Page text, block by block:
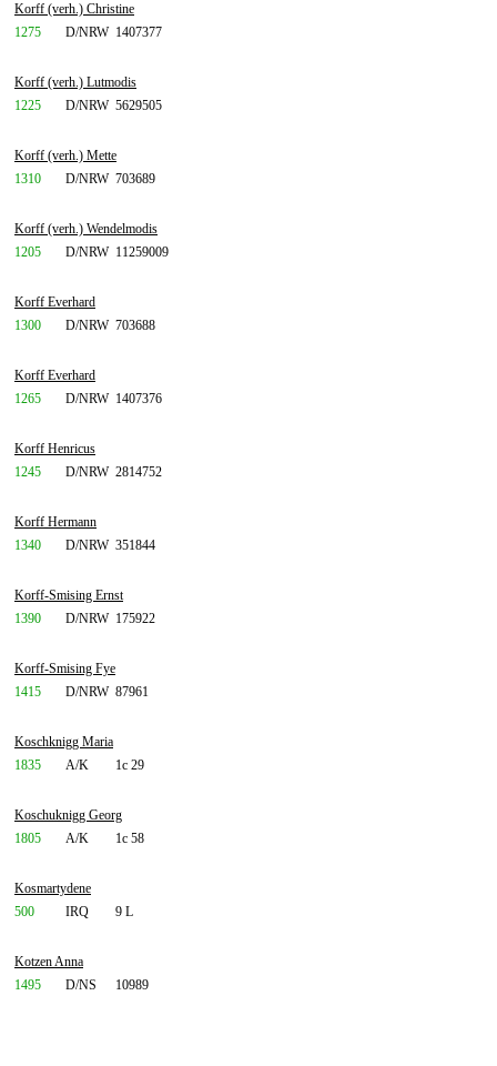
Korff (verh.) Christine
1275
D/NRW 1407377
Korff (verh.) Lutmodis
1225
D/NRW 5629505
Korff (verh.) Mette
1310
D/NRW 703689
Korff (verh.) Wendelmodis
1205
D/NRW 11259009
Korff Everhard
1300
D/NRW 703688
Korff Everhard
1265
D/NRW 1407376
Korff Henricus
1245
D/NRW 2814752
Korff Hermann
1340
D/NRW 351844
Korff-Smising Ernst
1390
D/NRW 175922
Korff-Smising Fye
1415
D/NRW 87961
Koschknigg Maria
1835
A/K 1c 29
Koschuknigg Georg
1805
A/K 1c 58
Kosmartydene
500
IRQ 9 L
Kotzen Anna
1495
D/NS 10989